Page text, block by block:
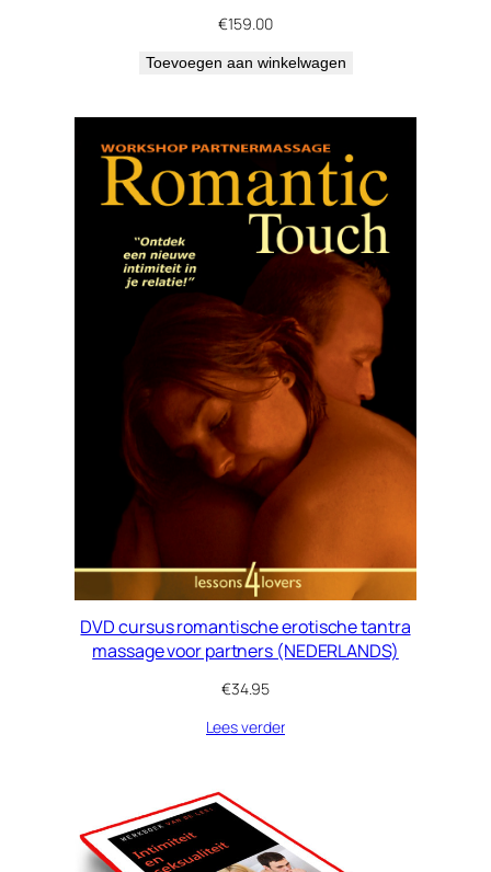
€159.00
Toevoegen aan winkelwagen
DVD cursus romantische erotische tantra
massage voor partners (NEDERLANDS)
€34.95
Lees verder